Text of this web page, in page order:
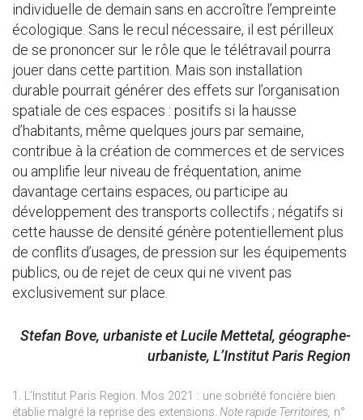
individuelle de demain sans en accroître l’empreinte
écologique. Sans le recul nécessaire, il est périlleux
de se prononcer sur le rôle que le télétravail pourra
jouer dans cette partition. Mais son installation
durable pourrait générer des effets sur l’organisation
spatiale de ces espaces : positifs si la hausse
d’habitants, même quelques jours par semaine,
contribue à la création de commerces et de services
ou amplifie leur niveau de fréquentation, anime
davantage certains espaces, ou participe au
développement des transports collectifs ; négatifs si
cette hausse de densité génère potentiellement plus
de conflits d’usages, de pression sur les équipements
publics, ou de rejet de ceux qui ne vivent pas
exclusivement sur place.
Stefan Bove, urbaniste et Lucile Mettetal, géographe-
urbaniste, L’Institut Paris Region
1. L’Institut Paris Region. Mos 2021 : une sobriété foncière bien
établie malgré la reprise des extensions. Note rapide Territoires, n°